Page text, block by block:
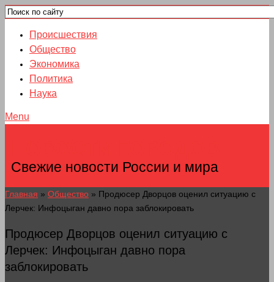
Происшествия
Общество
Экономика
Политика
Наука
Menu
Свежие новости России и мира
Главная » Общество » Продюсер Дворцов оценил ситуацию с
Лерчек: Инфоцыган давно пора заблокировать
Продюсер Дворцов оценил ситуацию с
Лерчек: Инфоцыган давно пора
заблокировать